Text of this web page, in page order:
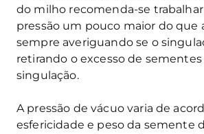
do milho recomenda-se
pressão um pouco maior do que
sempre averiguando se o
retirando o excesso de
singulação.
A pressão de vácuo varia de
esfericidade e peso da semente